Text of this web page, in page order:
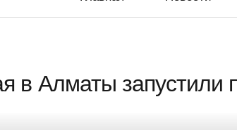
в Алматы запустили